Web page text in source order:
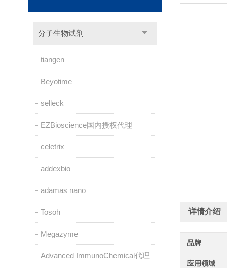
分子生物试剂
tiangen
Beyotime
selleck
EZBioscience国内授权代理
celetrix
addexbio
adamas nano
Tosoh
Megazyme
Advanced ImmunoChemical代理
详情介绍
品牌
应用领域